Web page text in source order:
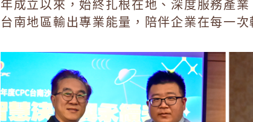
年成立以來，始終扎根在地、深度服務產
台南地區輸出專業能量，陪伴企業在每一次